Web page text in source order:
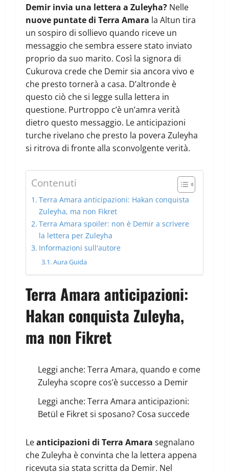
Demir invia una lettera a Zuleyha? Nelle
nuove puntate di Terra Amara la Altun tira
un sospiro di sollievo quando riceve un
messaggio che sembra essere stato inviato
proprio da suo marito. Così la signora di
Cukurova crede che Demir sia ancora vivo e
che presto tornerà a casa. D’altronde è
questo ciò che si legge sulla lettera in
questione. Purtroppo c’è un’amra verità
dietro questo messaggio. Le anticipazioni
turche rivelano che presto la povera Zuleyha
si ritrova di fronte alla sconvolgente verità.
Contenuti
Terra Amara anticipazioni: Hakan conquista
Zuleyha, ma non Fikret
Terra Amara spoiler: non è Demir a scrivere
la lettera per Zuleyha
Informazioni sull'autore
Aura Guida
Terra Amara anticipazioni:
Hakan conquista Zuleyha,
ma non Fikret
Leggi anche: Terra Amara, quando e come
Zuleyha scopre cos’è successo a Demir
Leggi anche: Terra Amara anticipazioni:
Betül e Fikret si sposano? Cosa succede
Leanticipazioni di Terra Amara segnalano
che Zuleyha è convinta che la lettera appena
ricevuta sia stata scritta da Demir. Nel